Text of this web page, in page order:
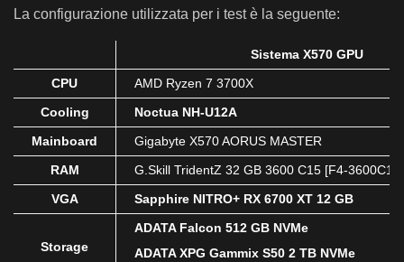
La configurazione utilizzata per i test è la seguente:
Sistema X570 GPU
CPU AMD Ryzen 7 3700X
Cooling Noctua NH-U12A
Mainboard Gigabyte X570 AORUS MASTER
RAM G.Skill TridentZ 32 GB 3600 C15 [F4-
VGA Sapphire NITRO+ RX 6700 XT 12 GB
Storage
ADATA Falcon 512 GB NVMe
ADATA XPG Gammix S50 2 TB NVMe